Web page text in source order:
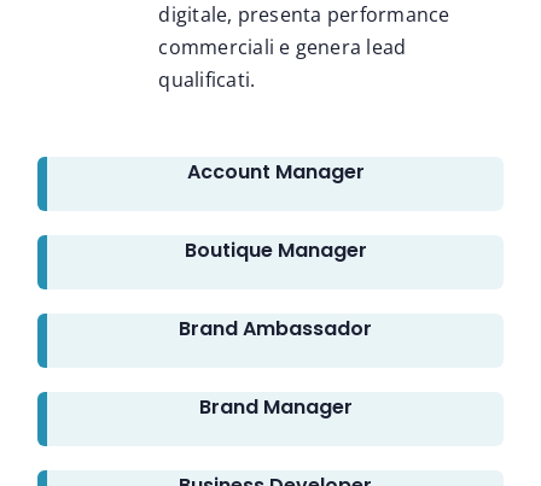
digitale, presenta performance
commerciali e genera lead
qualificati.
Account Manager
Boutique Manager
Brand Ambassador
Brand Manager